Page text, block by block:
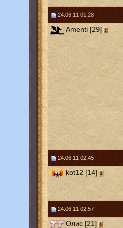
24.06.11 01:28
Amenti [29]
24.06.11 02:45
kot12 [14]
24.06.11 02:57
Олис [21]